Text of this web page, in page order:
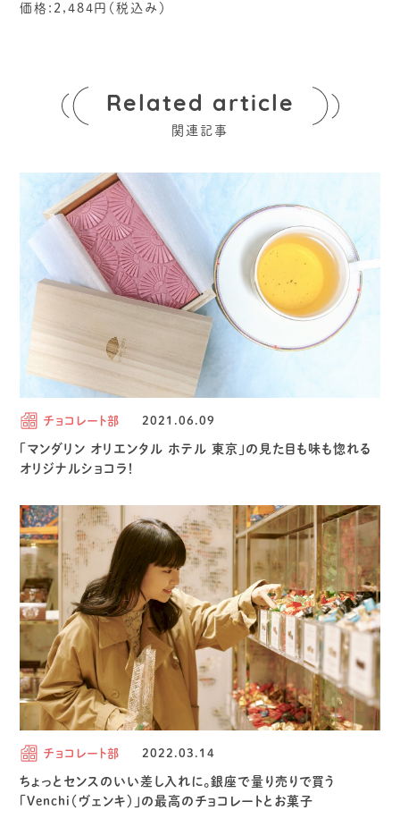
価格:2,484円（税込み）
Related article
関連記事
チョコレート部 2021.06.09
「マンダリン オリエンタル ホテル 東京」の見た目も味も惚れる
オリジナルショコラ！
チョコレート部 2022.03.14
ちょっとセンスのいい差し入れに。銀座で量り売りで買う
「Venchi（ヴェンキ）」の最高のチョコレートとお菓子